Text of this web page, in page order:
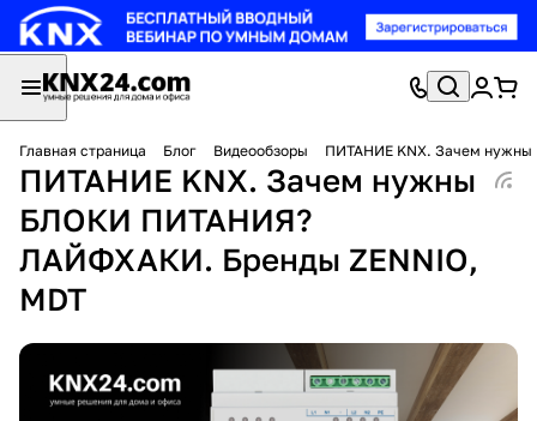
Главная страница Блог Видеообзоры ПИТАНИЕ KNX. Зачем
ПИТАНИЕ KNX. Зачем нужны
БЛОКИ ПИТАНИЯ?
ЛАЙФХАКИ. Бренды ZENNIO,
MDT